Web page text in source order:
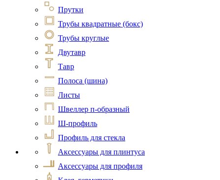
Прутки
Трубы квадратные (бокс)
Трубы круглые
Двутавр
Тавр
Полоса (шина)
Листы
Швеллер п-образный
Ш-профиль
Профиль для стекла
Аксессуары для плинтуса
Аксессуары для профиля